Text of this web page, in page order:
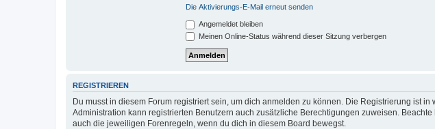
Die Aktivierungs-E-Mail erneut senden
Angemeldet bleiben
Meinen Online-Status während dieser Sitzung verbergen
REGISTRIEREN
Du musst in diesem Forum registriert sein, um dich anmelden zu können. Die Registrierung ist
Administration kann registrierten Benutzern auch zusätzliche Berechtigungen zuweisen.
auch die jeweiligen Forenregeln, wenn du dich in diesem Board bewegst.